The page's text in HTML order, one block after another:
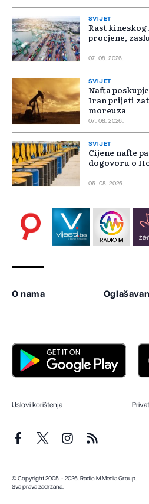
SVIJET
Rast
procjene,
07. 08. 2026.
SVIJET
Nafta
Iran prijeti
moreuza
07. 08. 2026.
SVIJET
Cijene nafte
dogovoru o
06. 08. 2026.
O nama
Uslovi korištenja
© Copyright 2005. - 2026. Radio M Media Group.
Sva prava zadržana.